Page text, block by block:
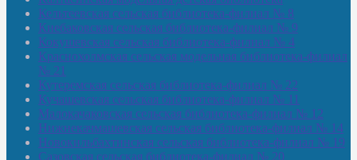
Кельтеевская сельская библиотека-филиал № 8
Киебаковская сельская библиотека-филиал № 9
Кокушевская сельская библиотека-филиал № 4
Краснохолмская сельская модельная библиотека-филиал
№ 21
Кутеремская сельская библиотека-филиал № 22
Кучашевская сельская библиотека-филиал № 11
Малокачаковская сельская библиотека-филиал № 12
Нижнекачмашевская сельская библиотека-филиал № 14
Новокильбахтинская сельская библиотека-филиал № 19
Сазовская сельская библиотека-филиал № 20